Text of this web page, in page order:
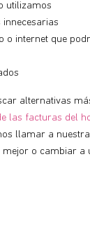
utilizamos
o internet que
alternativas
las facturas del
llamar a
o cambiar a